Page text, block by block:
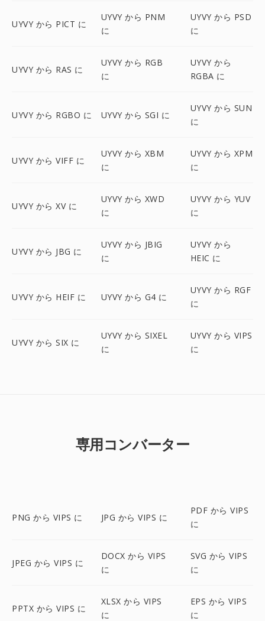
UYVY から PICT に
UYVY から PNM
に
UYVY から PSD
に
UYVY から RAS に
UYVY から RGB
に
UYVY から
RGBA に
UYVY から RGBO に UYVY から SGI に
UYVY から SUN
に
UYVY から VIFF に
UYVY から XBM
に
UYVY から XPM
に
UYVY から XV に
UYVY から XWD
に
UYVY から YUV
に
UYVY から JBG に
UYVY から JBIG
に
UYVY から
HEIC に
UYVY から HEIF に UYVY から G4 に
UYVY から RGF
に
UYVY から SIX に
UYVY から SIXEL
に
UYVY から VIPS
に
専用コンバーター
PNG から VIPS に JPG から VIPS に
PDF から VIPS
に
JPEG から VIPS に
DOCX から VIPS
に
SVG から VIPS
に
PPTX から VIPS に
XLSX から VIPS
に
EPS から VIPS
に